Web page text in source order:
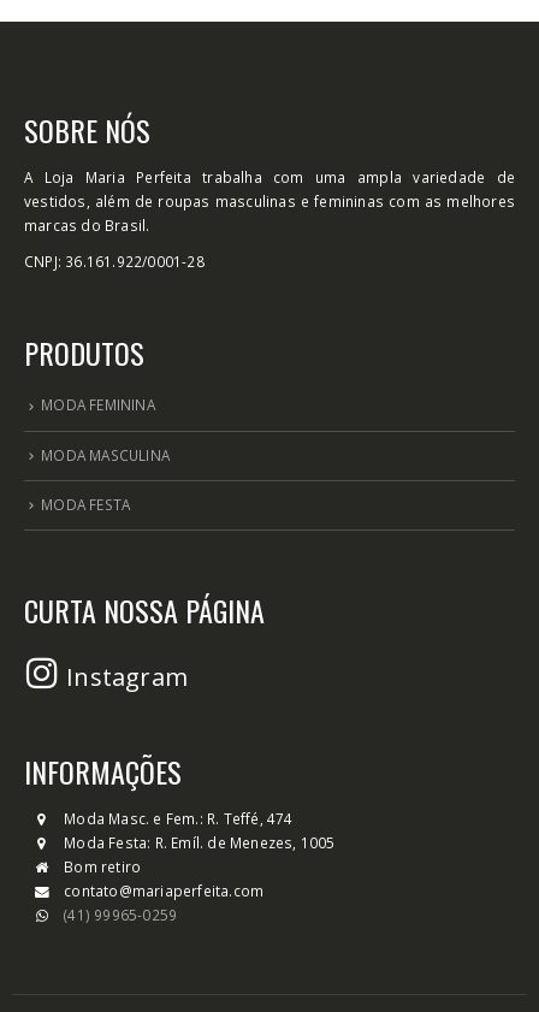
SOBRE NÓS
A Loja Maria Perfeita trabalha com uma ampla variedade de
vestidos, além de roupas masculinas e femininas com as melhores
marcas do Brasil.
CNPJ: 36.161.922/0001-28
PRODUTOS
MODA FEMININA
MODA MASCULINA
MODA FESTA
CURTA NOSSA PÁGINA
Instagram
INFORMAÇÕES
Moda Masc. e Fem.: R. Teffé, 474
Moda Festa: R. Emíl. de Menezes, 1005
Bom retiro
contato@mariaperfeita.com
(41) 99965-0259